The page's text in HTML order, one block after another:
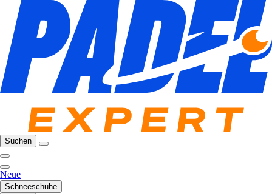
Suchen
Neue
Schneeschuhe